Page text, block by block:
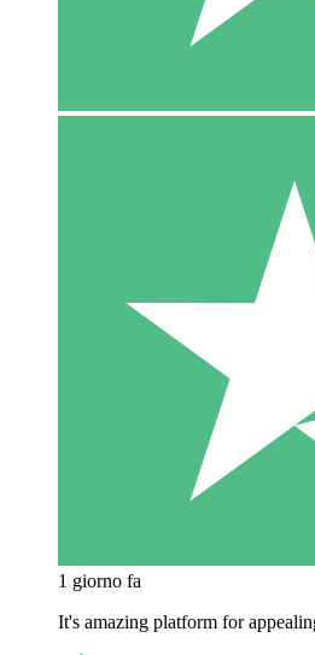
1 giorno fa
It's amazing platform for